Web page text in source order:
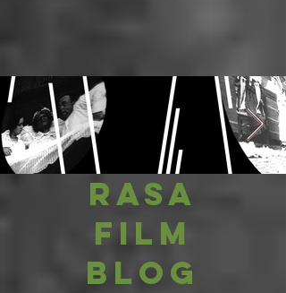
RASA
FILM
BLOG